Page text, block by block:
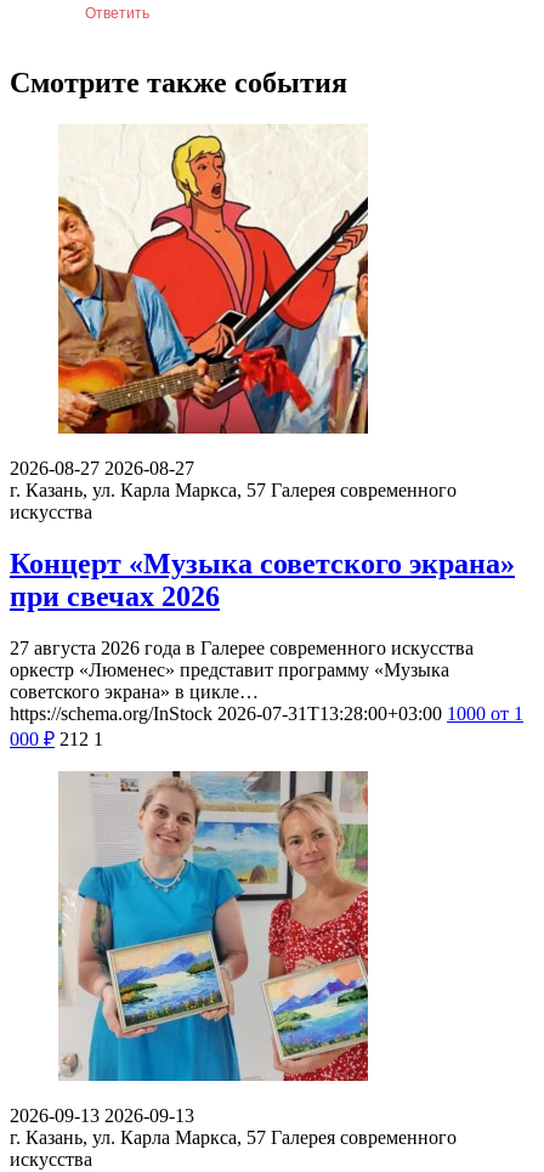
Ответить
Смотрите также события
2026-08-27 2026-08-27
г. Казань, ул. Карла Маркса, 57 Галерея современного
искусства
Концерт «Музыка советского экрана»
при свечах 2026
27 августа 2026 года в Галерее современного искусства
оркестр «Люменес» представит программу «Музыка
советского экрана» в цикле…
https://schema.org/InStock 2026-07-31T13:28:00+03:00 1000 от 1
000 ₽ 212 1
2026-09-13 2026-09-13
г. Казань, ул. Карла Маркса, 57 Галерея современного
искусства